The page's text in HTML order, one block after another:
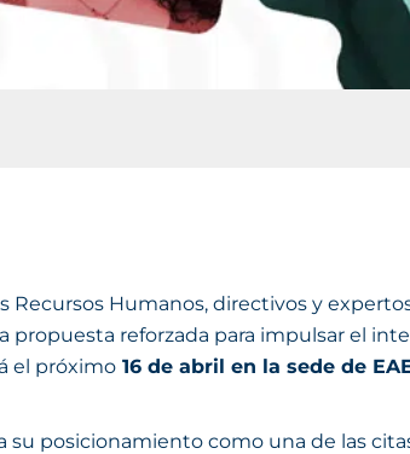
Recursos Humanos, directivos y
propuesta reforzada para impulsar el
el próximo 16 de abril en la sede de
posicionamiento como una de las